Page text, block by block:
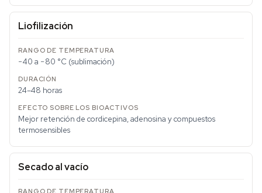
Liofilización
−40 a −80 °C (sublimación)
24–48 horas
Mejor retención de cordicepina, adenosina y compuestos
termosensibles
Secado al vacío